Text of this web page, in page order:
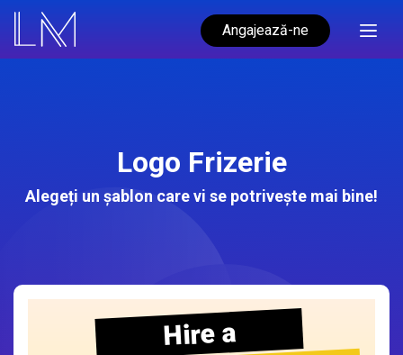
Angajează-ne
Logo Frizerie
Alegeți un șablon care vi se potrivește mai bine!
Hire a